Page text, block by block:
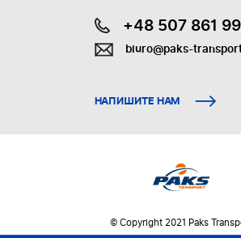
+48 507 861
biuro@paks-
НАПИШИТЕ НАМ
© Copyright 2021 Paks